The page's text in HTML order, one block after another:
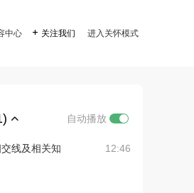
中心  关注我们 进入关怀模式
自动播放
线及相关知
12:46